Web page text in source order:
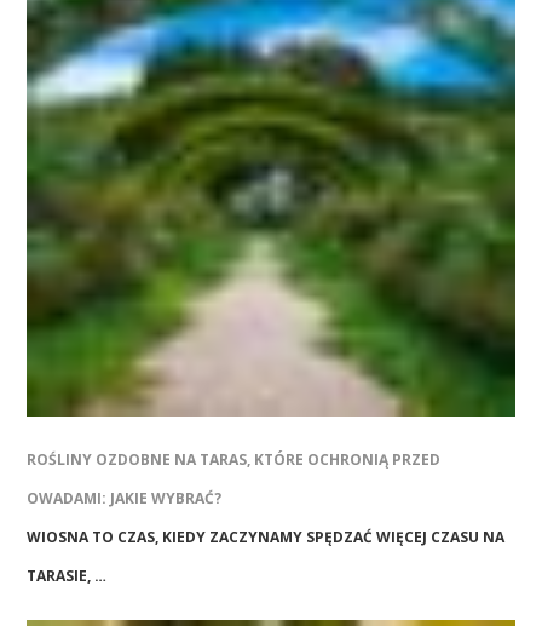
ROŚLINY OZDOBNE NA TARAS, KTÓRE OCHRONIĄ PRZED
OWADAMI: JAKIE WYBRAĆ?
WIOSNA TO CZAS, KIEDY ZACZYNAMY SPĘDZAĆ WIĘCEJ CZASU NA
TARASIE, …